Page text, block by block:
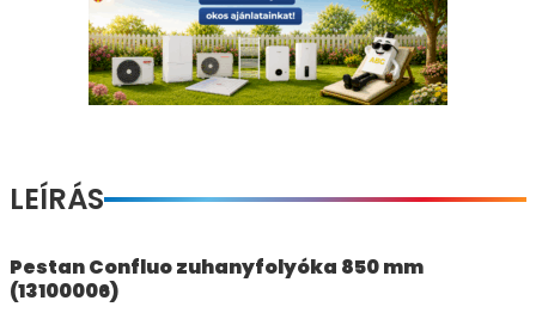
LEÍRÁS
Pestan Confluo zuhanyfolyóka 850 mm
(13100006)